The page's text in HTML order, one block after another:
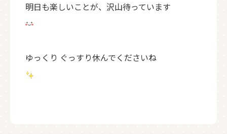
明日も楽しいことが、沢山待っています
ゆっくり ぐっすり休んでくださいね